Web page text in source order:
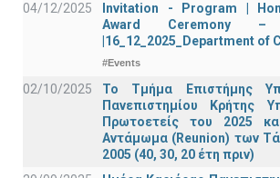
04/12/2025
Invitation - Program |
Award Ceremony –
|16_12_2025_Department of
#Events
02/10/2025
Το Τμήμα Επιστήμης
Πανεπιστημίου Κρήτης
Πρωτοετείς του 2025
Αντάμωμα (Reunion) των
2005 (40, 30, 20 έτη πριν)